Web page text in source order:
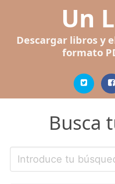
Un
Descargar libros y
formato
Busca